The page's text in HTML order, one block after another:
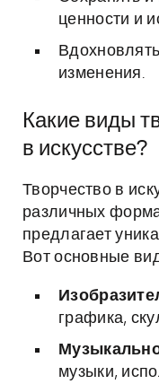
ценности и
изменения.
Какие виды
в искусстве?
Творчество в
различных
предлагает
Вот основные
графика,
музыки,